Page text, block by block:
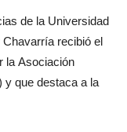
de la Universidad
recibió el
la Asociación
y que destaca a la